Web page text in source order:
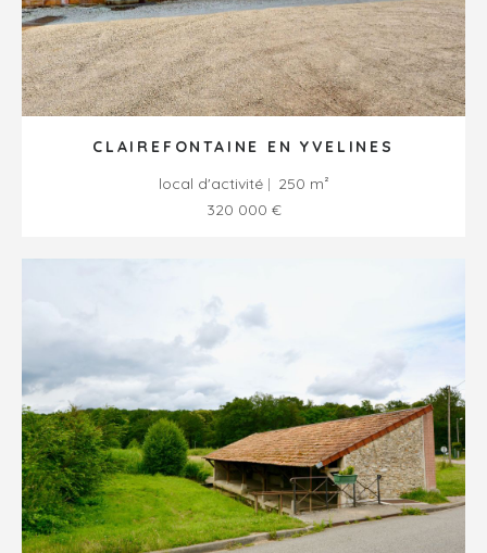
CLAIREFONTAINE EN YVELINES
local d'activité
250 m²
320 000 €